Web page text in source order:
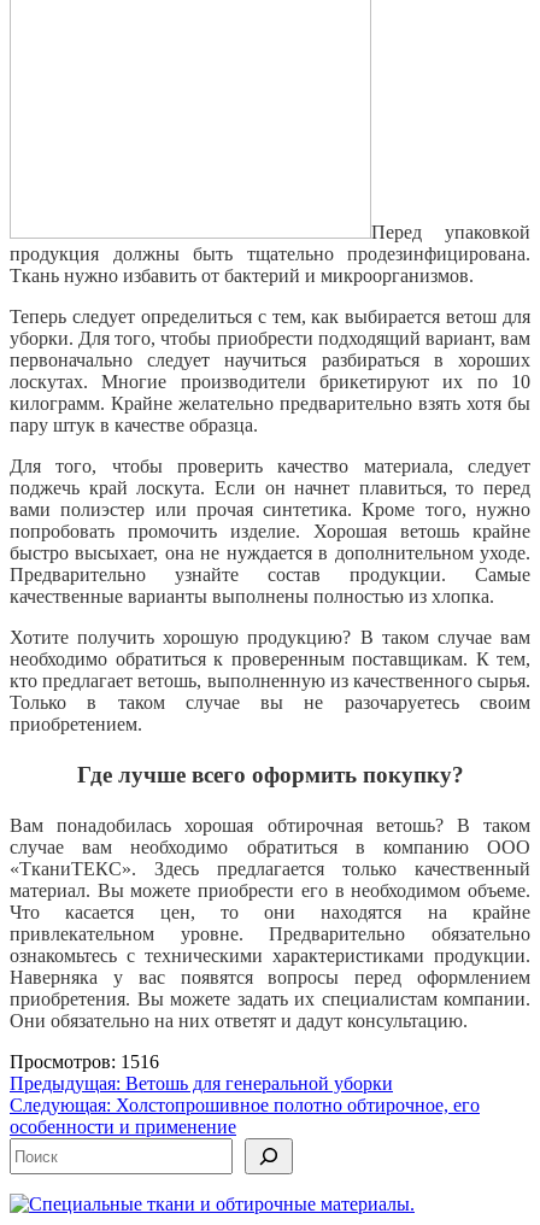
Перед упаковкой
продукция должны быть тщательно продезинфицирована.
Ткань нужно избавить от бактерий и микроорганизмов.
Теперь следует определиться с тем, как выбирается ветош для
уборки. Для того, чтобы приобрести подходящий вариант, вам
первоначально следует научиться разбираться в хороших
лоскутах. Многие производители брикетируют их по 10
килограмм. Крайне желательно предварительно взять хотя бы
пару штук в качестве образца.
Для того, чтобы проверить качество материала, следует
поджечь край лоскута. Если он начнет плавиться, то перед
вами полиэстер или прочая синтетика. Кроме того, нужно
попробовать промочить изделие. Хорошая ветошь крайне
быстро высыхает, она не нуждается в дополнительном уходе.
Предварительно узнайте состав продукции. Самые
качественные варианты выполнены полностью из хлопка.
Хотите получить хорошую продукцию? В таком случае вам
необходимо обратиться к проверенным поставщикам. К тем,
кто предлагает ветошь, выполненную из качественного сырья.
Только в таком случае вы не разочаруетесь своим
приобретением.
Где лучше всего оформить покупку?
Вам понадобилась хорошая обтирочная ветошь? В таком
случае вам необходимо обратиться в компанию ООО
«ТканиТЕКС». Здесь предлагается только качественный
материал. Вы можете приобрести его в необходимом объеме.
Что касается цен, то они находятся на крайне
привлекательном уровне. Предварительно обязательно
ознакомьтесь с техническими характеристиками продукции.
Наверняка у вас появятся вопросы перед оформлением
приобретения. Вы можете задать их специалистам компании.
Они обязательно на них ответят и дадут консультацию.
Просмотров: 1516
Навигация
по
записям
Предыдущая: Ветошь для генеральной уборки
Следующая: Холстопрошивное полотно обтирочное, его
особенности и применение
Поиск